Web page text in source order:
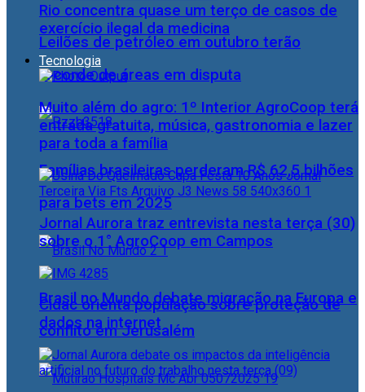
Leilões de petróleo em outubro terão
recorde de áreas em disputa
Famílias brasileiras perderam R$ 62,5 bilhões
para bets em 2025
Brasil no Mundo debate migração na Europa e
conflito em Jerusalém
Rio concentra quase um terço de casos de
exercício ilegal da medicina
Tecnologia
Muito além do agro: 1º Interior AgroCoop terá
entrada gratuita, música, gastronomia e lazer
para toda a família
Jornal Aurora traz entrevista nesta terça (30)
sobre o 1° AgroCoop em Campos
Cidac orienta população sobre proteção de
dados na internet